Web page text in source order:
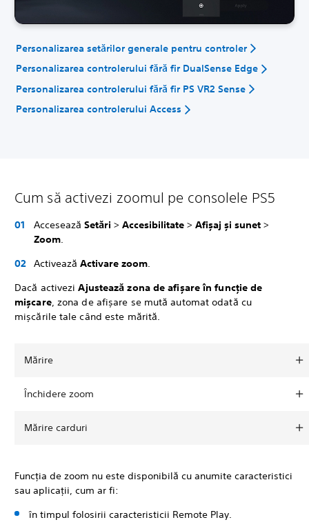
Personalizarea setărilor generale pentru controler
Personalizarea controlerului fără fir DualSense Edge
Personalizarea controlerului fără fir PS VR2 Sense
Personalizarea controlerului Access
Cum să activezi zoomul pe consolele PS5
Accesează Setări > Accesibilitate > Afișaj și sunet >
Zoom.
Activează Activare zoom.
Dacă activeziAjustează zona de afișare în funcție de
mișcare, zona de afișare se mută automat odată cu
mișcările tale când este mărită.
Mărire
Închidere zoom
Mărire carduri
Funcția de zoom nu este disponibilă cu anumite caracteristici
sau aplicații, cum ar fi:
în timpul folosirii caracteristicii Remote Play.